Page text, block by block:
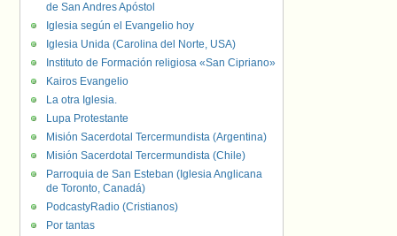
de San Andres Apóstol
Iglesia según el Evangelio hoy
Iglesia Unida (Carolina del Norte, USA)
Instituto de Formación religiosa «San Cipriano»
Kairos Evangelio
La otra Iglesia.
Lupa Protestante
Misión Sacerdotal Tercermundista (Argentina)
Misión Sacerdotal Tercermundista (Chile)
Parroquia de San Esteban (Iglesia Anglicana
de Toronto, Canadá)
PodcastyRadio (Cristianos)
Por tantas